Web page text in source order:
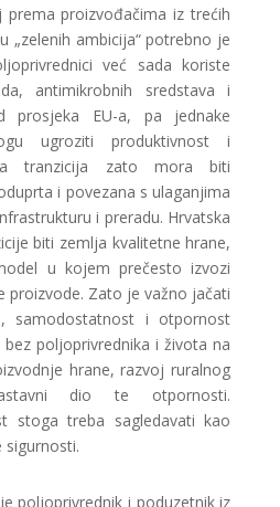
prema proizvođačima iz trećih
„zelenih ambicija“ potrebno je
već sada koriste
antimikrobnih sredstava i
prosjeka EU-a, pa jednake
ugroziti produktivnost i
tranzicija zato mora biti
i povezana s ulaganjima
i preradu. Hrvatska
biti zemlja kvalitetne hrane,
u kojem prečesto izvozi
proizvode. Zato je važno jačati
samodostatnost i otpornost
poljoprivrednika i života na
hrane, razvoj ruralnog
dio te otpornosti.
stoga treba sagledavati kao
sigurnosti.
poljoprivrednik i poduzetnik iz